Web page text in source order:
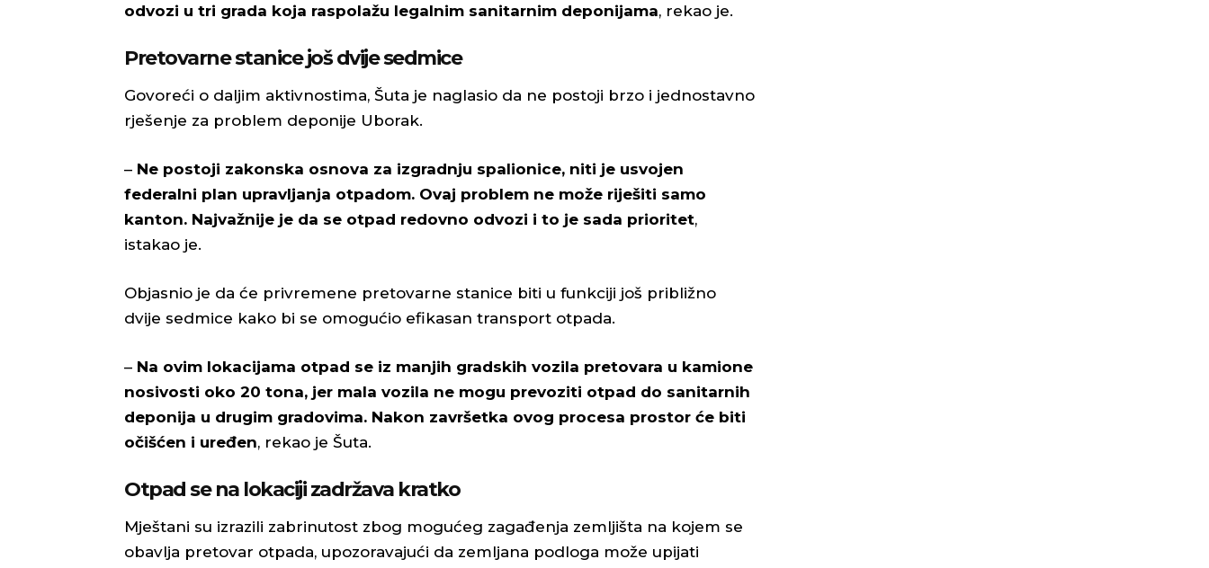
odvozi u tri grada koja raspolažu legalnim sanitarnim deponijama, rekao je.
Pretovarne stanice još dvije sedmice
Govoreći o daljim aktivnostima, Šuta je naglasio da ne postoji brzo i jednostavno
rješenje za problem deponije Uborak.
– Ne postoji zakonska osnova za izgradnju spalionice, niti je usvojen
federalni plan upravljanja otpadom. Ovaj problem ne može riješiti samo
kanton. Najvažnije je da se otpad redovno odvozi i to je sada prioritet,
istakao je.
Objasnio je da će privremene pretovarne stanice biti u funkciji još približno
dvije sedmice kako bi se omogućio efikasan transport otpada.
– Na ovim lokacijama otpad se iz manjih gradskih vozila pretovara u kamione
nosivosti oko 20 tona, jer mala vozila ne mogu prevoziti otpad do sanitarnih
deponija u drugim gradovima. Nakon završetka ovog procesa prostor će biti
očišćen i uređen, rekao je Šuta.
Otpad se na lokaciji zadržava kratko
Mještani su izrazili zabrinutost zbog mogućeg zagađenja zemljišta na kojem se
obavlja pretovar otpada, upozoravajući da zemljana podloga može upijati